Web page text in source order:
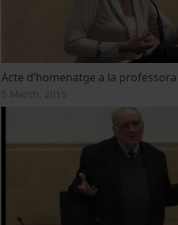
Acte d’homenatge a la
5 March, 2015